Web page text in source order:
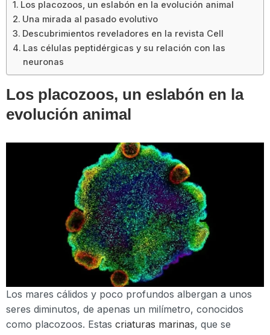
Los placozoos, un eslabón en la evolución animal
Una mirada al pasado evolutivo
Descubrimientos reveladores en la revista Cell
Las células peptidérgicas y su relación con las
neuronas
Los placozoos, un eslabón en la
evolución animal
Los mares cálidos y poco profundos albergan a unos
seres diminutos, de apenas un milímetro, conocidos
como placozoos. Estas criaturas marinas, que se